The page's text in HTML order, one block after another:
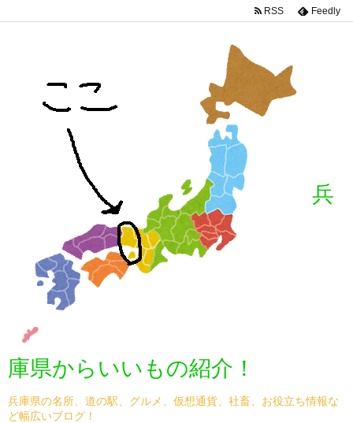
兵
庫県からいいもの紹介！
兵庫県の名所、道の駅、グルメ、仮想通貨、社畜、お役立ち情報な
ど幅広いブログ！
RSS Feedly